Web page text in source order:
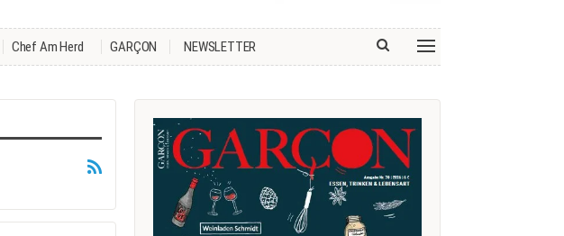
Chef Am Herd GARÇON NEWSLETTER